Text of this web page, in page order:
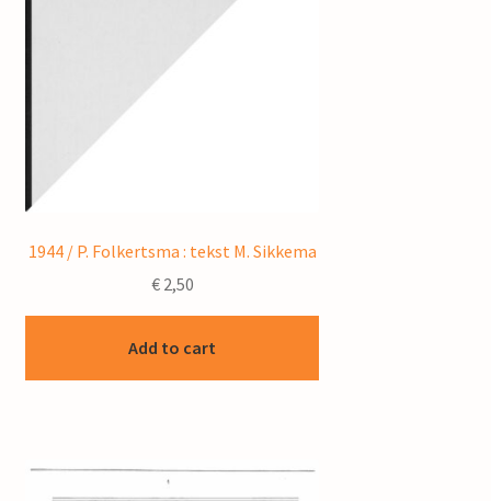
1944 / P. Folkertsma : tekst M. Sikkema
€2,50
Add to cart